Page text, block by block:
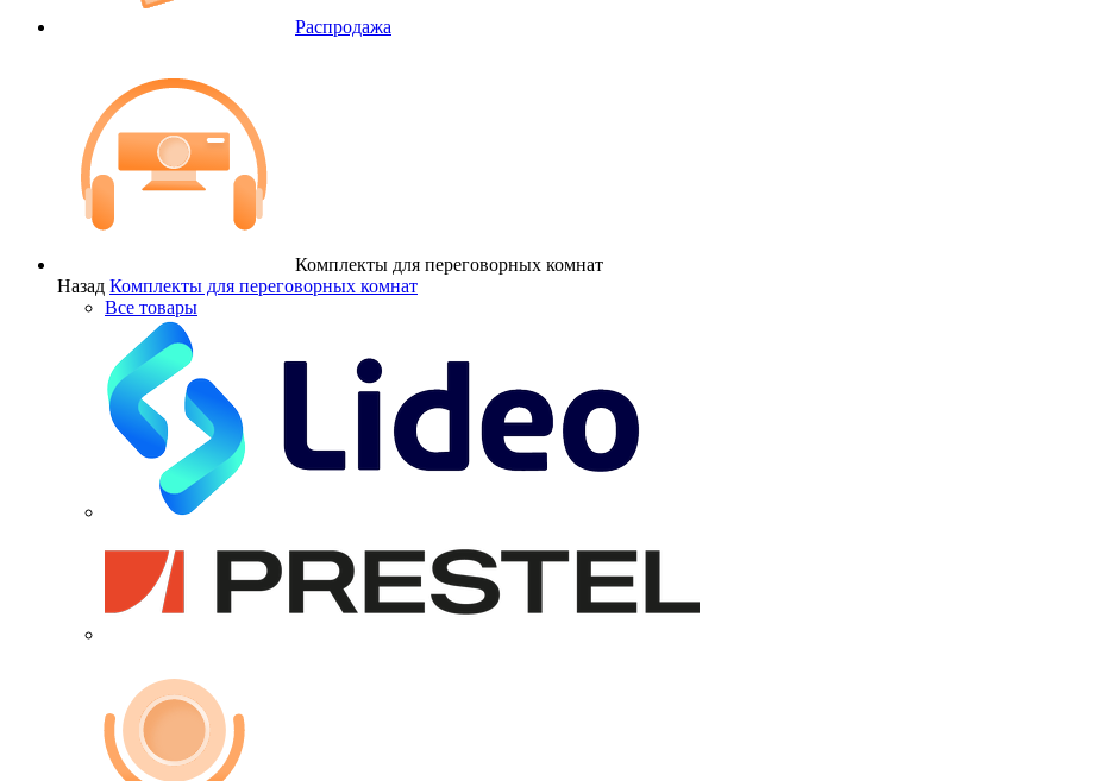
Распродажа
Комплекты для переговорных комнат
Назад Комплекты для переговорных комнат
Все товары